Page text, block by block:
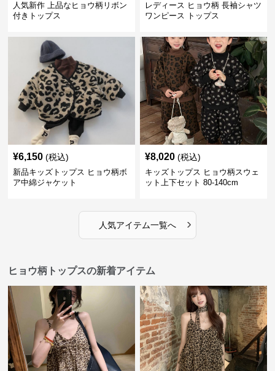
人気新作 上品なヒョウ柄リボン
付きトップス
レディース ヒョウ柄 長袖シャツ
ワンピース トップス
¥6,150 (税込)
新品キッズトップス ヒョウ柄ボ
ア中綿ジャケット
¥8,020 (税込)
キッズトップス ヒョウ柄スウェ
ット上下セット 80-140cm
人気アイテム一覧へ ›
ヒョウ柄トップスの新着アイテム